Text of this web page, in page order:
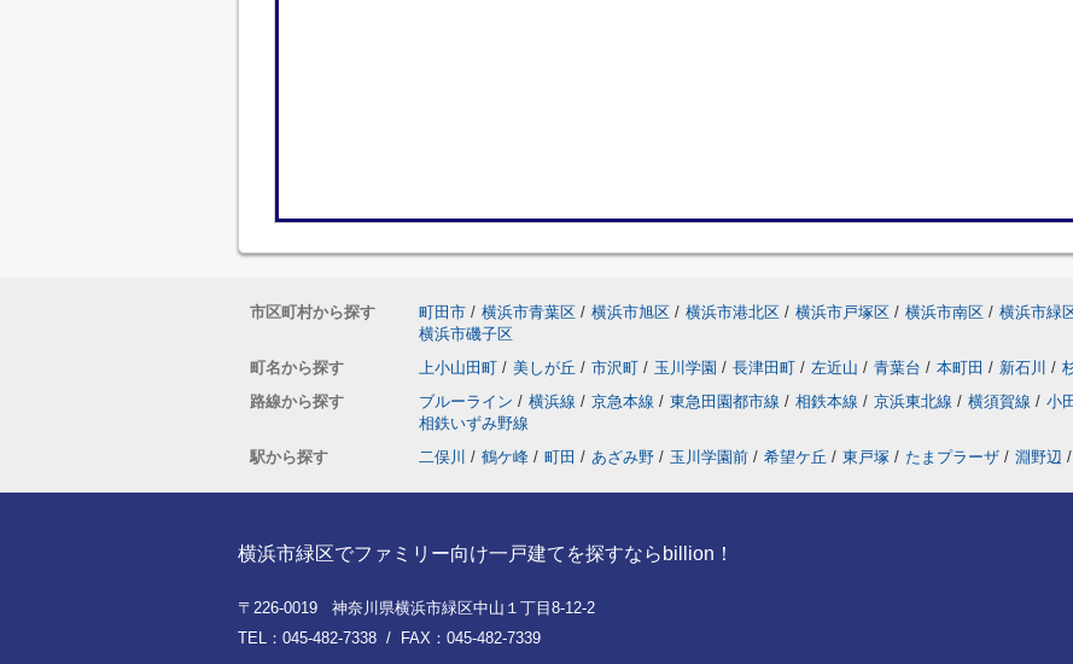
市区町村から探す 町田市 / 横浜市青葉区 / 横浜市旭区 / 横浜市港北区 / 横浜市戸塚区 / 横浜市南区 / 横浜市緑
横浜市磯子区
町名から探す
上小山田町 / 美しが丘 / 市沢町 / 玉川学園 / 長津田町 / 左近山 / 青葉台 / 本町田 / 新石川 /
路線から探す
ブルーライン / 横浜線 / 京急本線 / 東急田園都市線 / 相鉄本線 / 京浜東北線 / 横須賀線 / 小
相鉄いずみ野線
駅から探す
二俣川 / 鶴ケ峰 / 町田 / あざみ野 / 玉川学園前 / 希望ケ丘 / 東戸塚 / たまプラーザ / 淵野辺 /
横浜市緑区でファミリー向け一戸建てを探すならbillion！
〒226-0019 神奈川県横浜市緑区中山１丁目8-12-2
TEL：045-482-7338 / FAX：045-482-7339